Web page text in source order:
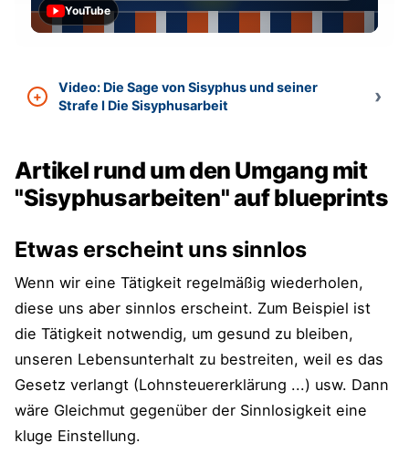
YouTube
Video: Die Sage von Sisyphus und seiner
Strafe I Die Sisyphusarbeit
Artikel rund um den Umgang mit
"Sisyphusarbeiten" auf blueprints
Etwas erscheint uns sinnlos
Wenn wir eine Tätigkeit regelmäßig wiederholen,
diese uns aber sinnlos erscheint. Zum Beispiel ist
die Tätigkeit notwendig, um gesund zu bleiben,
unseren Lebensunterhalt zu bestreiten, weil es das
Gesetz verlangt (Lohnsteuererklärung ...) usw. Dann
wäre Gleichmut gegenüber der Sinnlosigkeit eine
kluge Einstellung.